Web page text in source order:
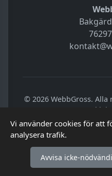
© 2026 WebbGross.
Vi använder cookies för att
analysera trafik.
Avvisa icke-